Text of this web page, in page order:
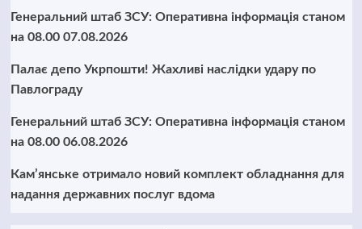
Генеральний штаб ЗСУ: Оперативна інформація станом
на 08.00 07.08.2026
Палає депо Укрпошти! Жахливі наслідки удару по
Павлограду
Генеральний штаб ЗСУ: Оперативна інформація станом
на 08.00 06.08.2026
Кам’янське отримало новий комплект обладнання для
надання державних послуг вдома